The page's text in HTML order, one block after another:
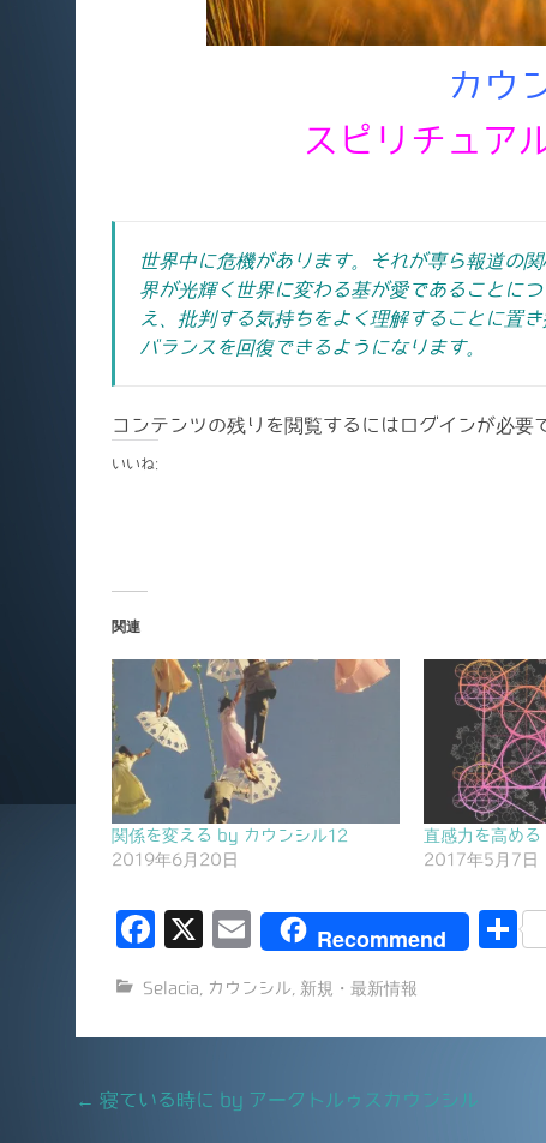
カウ
スピリチュア
世界中に危機があります。それが専ら報道の
界が光輝く世界に変わる基が愛であることに
え、批判する気持ちをよく理解することに置
バランスを回復できるようになります。
コンテンツの残りを閲覧するにはログインが必要
いいね:
関連
関係を変える by カウンシル12
2019年6月20日
直感力を高め
2017年5月7日
F
c
e
b
X
E
ai
l
Recommend
共
Selacia カウンシル 新規・最新情報
Post
← 寝ている時に by アークトルゥスカウンシル